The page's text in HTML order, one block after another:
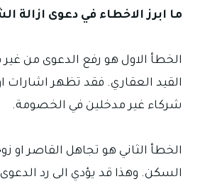
ما ابرز الاخطاء في دعوى ازالة
الخطأ الاول هو رفع الدعوى من
القيد العقاري. فقد تظهر اشارات
شركاء غير مدخلين في الخصومة.
الخطأ الثاني هو تجاهل القاصر او
السكن. وهذا قد يؤدي الى رد